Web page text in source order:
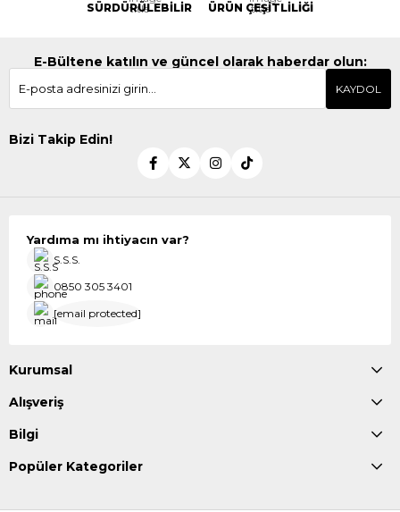
SÜRDÜRÜLEBİLİR ÜRÜN ÇEŞİTLİLİĞİ
E-Bültene katılın ve güncel olarak haberdar olun:
KAYDOL
Bizi Takip Edin!
Yardıma mı ihtiyacın var?
S.S.S.
0850 305 3401
[email protected]
Kurumsal
Alışveriş
Bilgi
Popüler Kategoriler